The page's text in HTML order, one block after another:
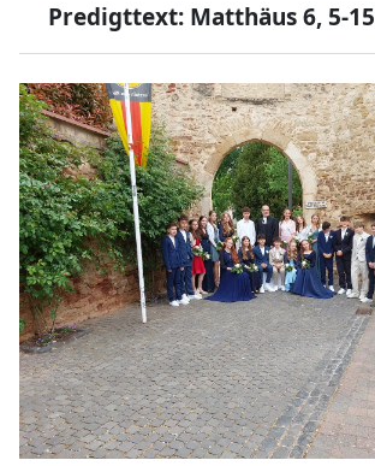
Predigttext: Matthäus 6, 5-15